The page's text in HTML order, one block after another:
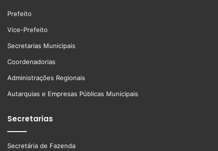
Prefeito
Vice-Prefeito
Secretarias Municipais
Coordenadorias
Administrações Regionais
Autarquias e Empresas Públicas Municipais
Secretarias
Secretária de Fazenda